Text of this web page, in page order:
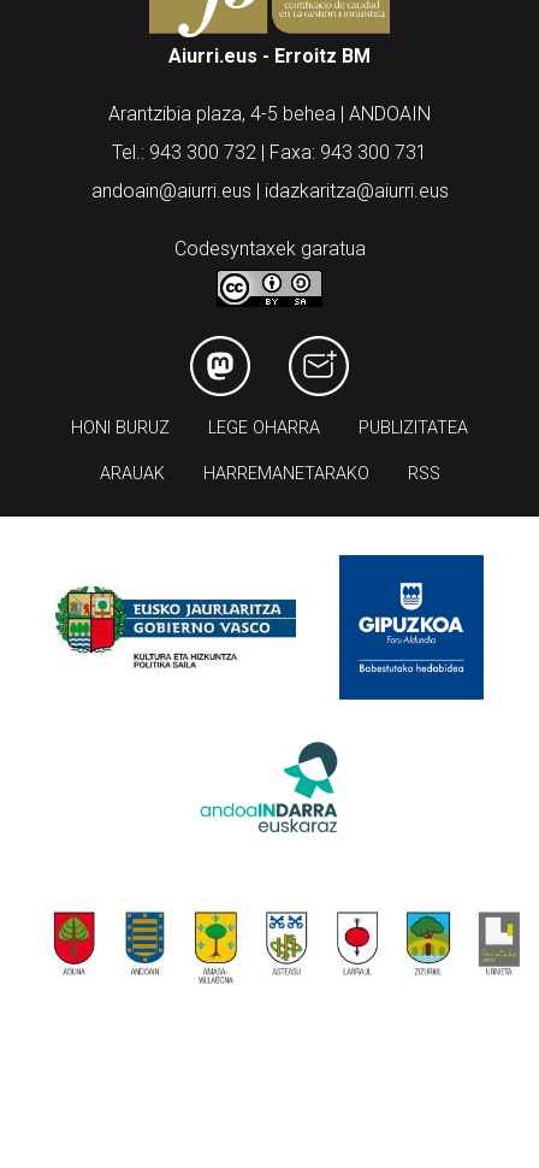
Aiurri.eus - Erroitz BM
Arantzibia plaza, 4-5 behea | ANDOAIN
Tel.: 943 300 732 | Faxa: 943 300 731
andoain@aiurri.eus | idazkaritza@aiurri.eus
Codesyntaxek garatua
HONI BURUZ LEGE OHARRA PUBLIZITATEA
ARAUAK HARREMANETARAKO RSS